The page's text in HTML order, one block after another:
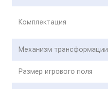
Комплектация
Механизм трансформации
Размер игрового поля